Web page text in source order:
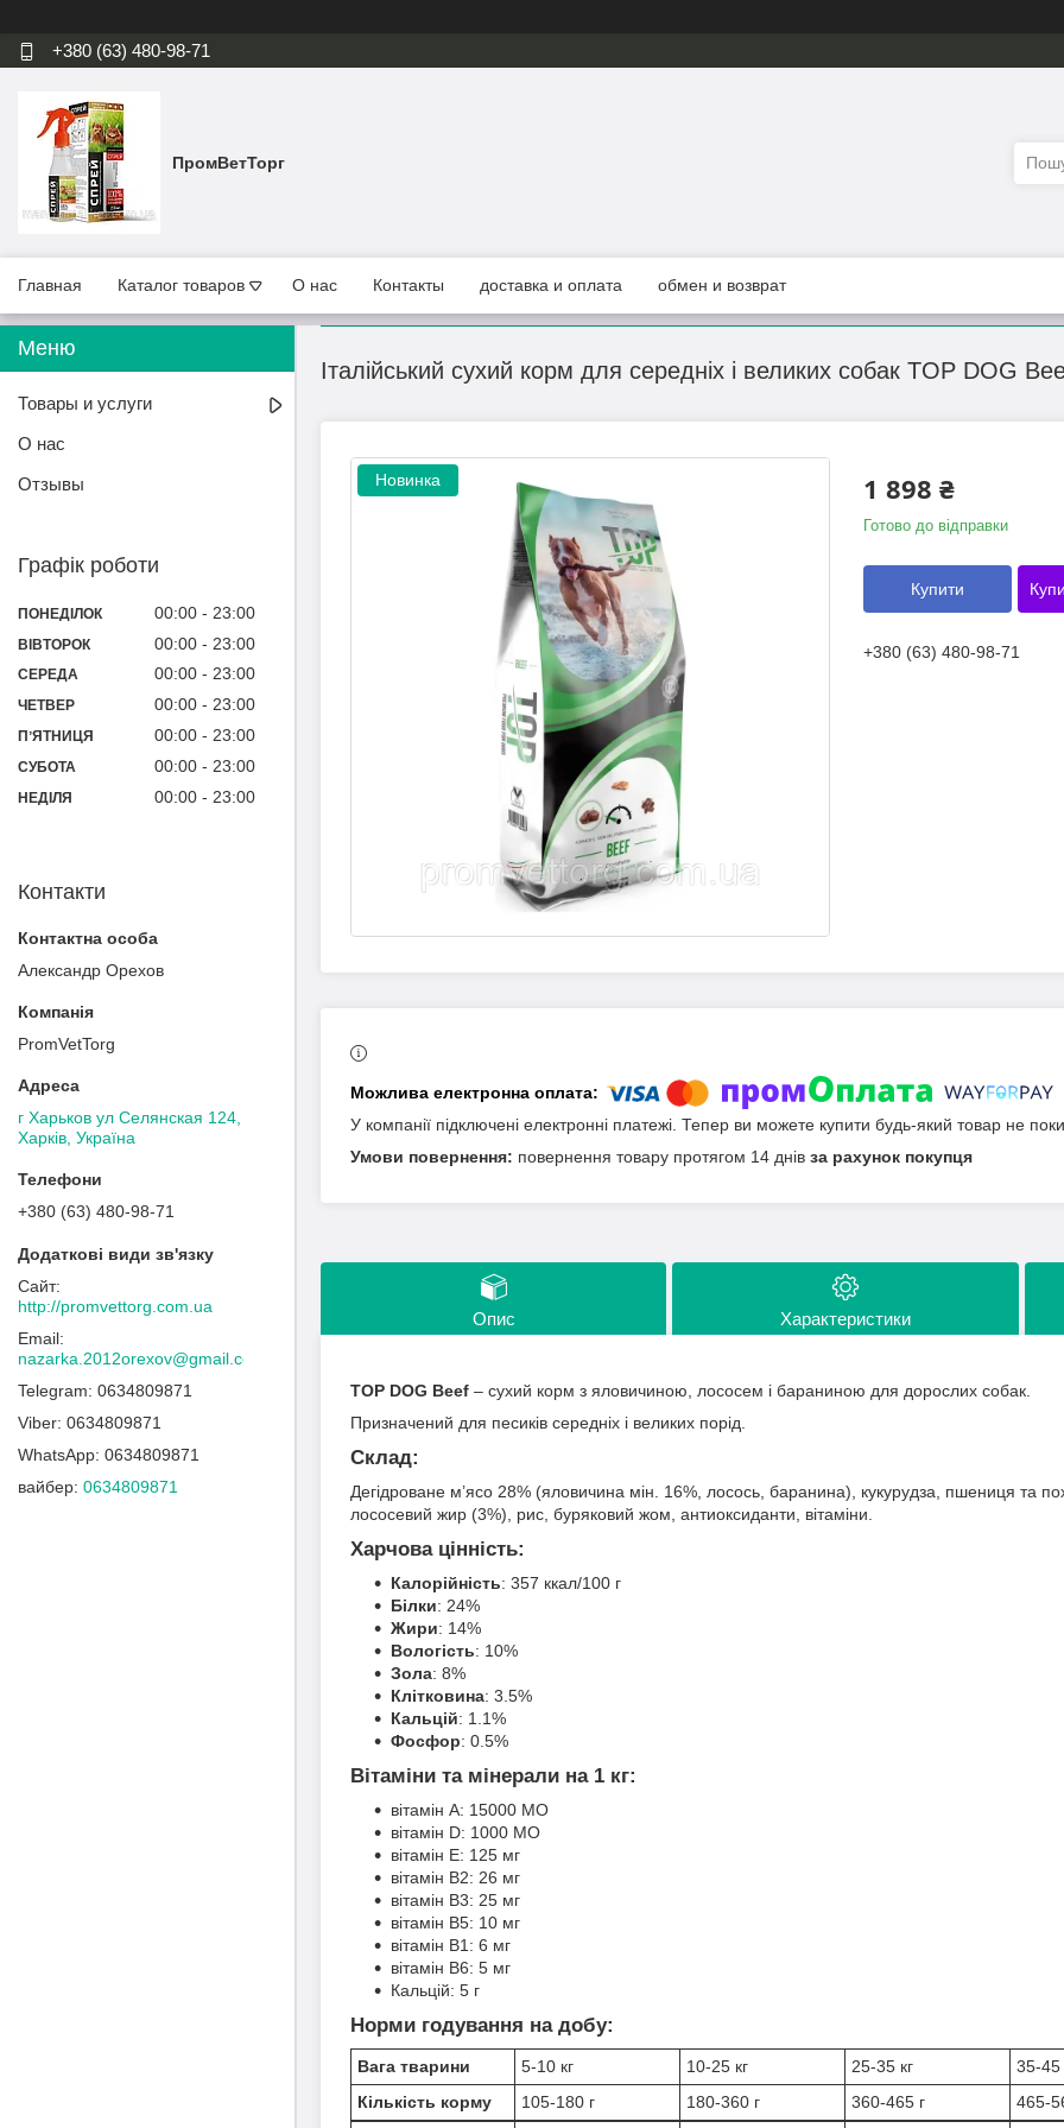
+380 (63) 480-98-71
ПромВетТорг
Главная Каталог товаров О нас Контакты доставка и оплата обмен и возврат
Італійський сухий корм для середніх і великих собак TOP DOG
Новинка 1 898 ₴
Готово до відправки
Купити
+380 (63) 480-98-71
У компанії підключені електронні платежі. Тепер ви можете купити будь-який товар не
повернення товару протягом 14 днів за рахунок покупця
Опис Характеристики
TOP DOG Beef – сухий корм з яловичиною, лососем і бараниною для дорослих собак.
Призначений для песиків середніх і великих порід.
Склад:
Дегідроване м’ясо 28% (яловичина мін. 16%, лосось, баранина), кукурудза, пшениця та
лососевий жир (3%), рис, буряковий жом, антиоксиданти, вітаміни.
Харчова цінність:
Калорійність: 357 ккал/100 г
Білки: 24%
Жири: 14%
Вологість: 10%
Зола: 8%
Клітковина: 3.5%
Кальцій: 1.1%
Фосфор: 0.5%
Вітаміни та мінерали на 1 кг:
вітамін А: 15000 МО
вітамін D: 1000 МО
вітамін Е: 125 мг
вітамін В2: 26 мг
вітамін В3: 25 мг
вітамін B5: 10 мг
вітамін B1: 6 мг
вітамін B6: 5 мг
Кальцій: 5 г
Норми годування на добу:
Вага тварини 5-10 кг 10-25 кг 25-35 кг
35-45
Кількість корму
105-180 г 180-360 г 360-465 г 465-
Товары и услуги
О нас
Отзывы
Графік роботи
ПОНЕДІЛОК 00:00 23:00
ВІВТОРОК 00:00 23:00
СЕРЕДА 00:00 23:00
ЧЕТВЕР 00:00 23:00
ПʼЯТНИЦЯ 00:00 23:00
СУБОТА 00:00 23:00
НЕДІЛЯ 00:00 23:00
Контакти
Александр Орехов
PromVetTorg
г Харьков ул Селянская 124,
Харків, Україна
+380 (63) 480-98-71
http://promvettorg.com.ua
nazarka.2012orexov@gmail.com
0634809871
0634809871
0634809871
вайбер 0634809871